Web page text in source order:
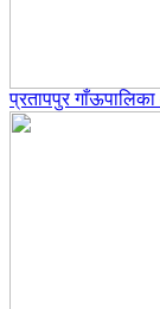
प्रतापपुर